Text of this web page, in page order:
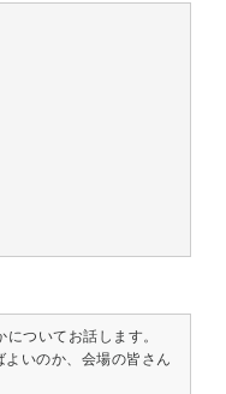
ついてお話します。
いのか、会場の皆さん